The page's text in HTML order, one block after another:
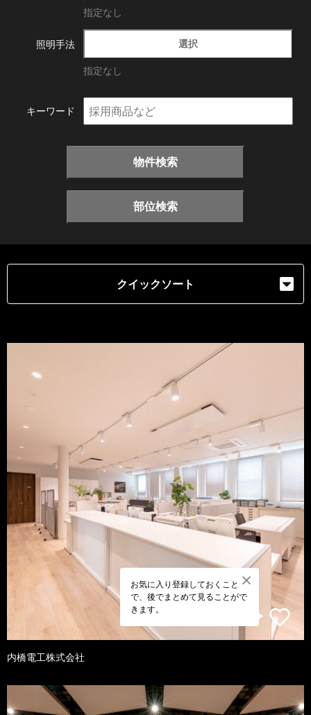
指定なし
照明手法 選択
指定なし
キーワード
物件検索
部位検索
クイックソート
お気に入り登録しておくこと
で、後でまとめて見ることがで
きます。
内橋電工株式会社